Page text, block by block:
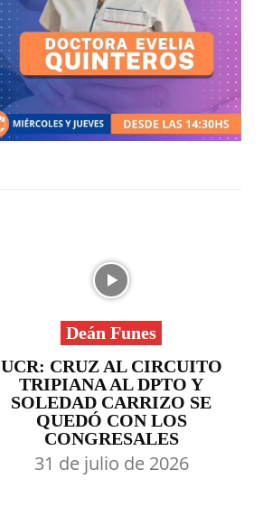
Deán Funes
UCR: CRUZ AL CIRCUITO
TRIPIANA AL DPTO Y
SOLEDAD CARRIZO SE
QUEDÓ CON LOS
CONGRESALES
31 de julio de 2026